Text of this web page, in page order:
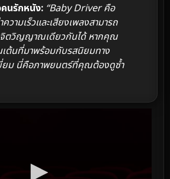
นรักหนัง: “Baby Driver คือ
วามเร็วและเสียงเพลงสามารถ
ตวิญญาณเดียวกันได้ หากคุณ
เต้นที่มาพร้อมกับรสนิยมทาง
ยม นี่คือภาพยนตร์ที่คุณต้องดูซ้ำ